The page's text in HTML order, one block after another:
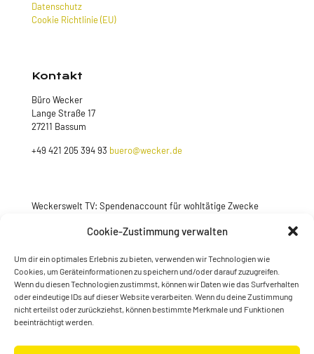
Cookie-Zustimmung verwalten
Um dir ein optimales Erlebnis zu bieten, verwenden wir Technologien wie
Cookies, um Geräteinformationen zu speichern und/oder darauf zuzugreifen.
Wenn du diesen Technologien zustimmst, können wir Daten wie das Surfverhalten
oder eindeutige IDs auf dieser Website verarbeiten. Wenn du deine Zustimmung
nicht erteilst oder zurückziehst, können bestimmte Merkmale und Funktionen
beeinträchtigt werden.
Datenschutz
Cookie Richtlinie (EU)
Kontakt
Büro Wecker
Lange Straße 17
27211 Bassum
+49 421 205 394 93 buero@wecker.de
Weckerswelt TV: Spendenaccount für wohltätige Zwecke
Jetzt spenden